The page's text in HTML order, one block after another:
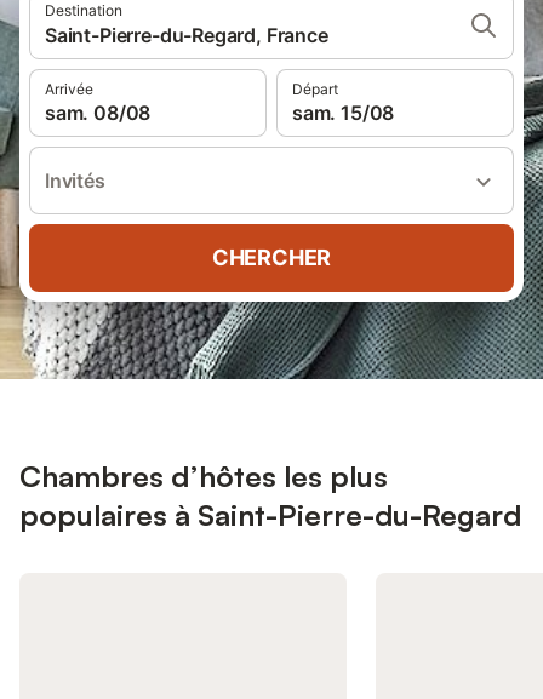
Destination
Saint-Pierre-du-Regard, France
Arrivée
sam. 08/08
Départ
sam. 15/08
Invités
CHERCHER
Chambres d’hôtes les plus
populaires à Saint-Pierre-du-Regard